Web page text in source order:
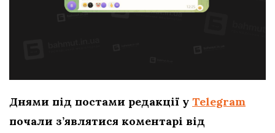
Днями під постами редакції у Telegram
почали з’являтися коментарі від